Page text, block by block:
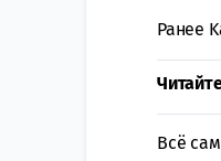
Ранее
Всё